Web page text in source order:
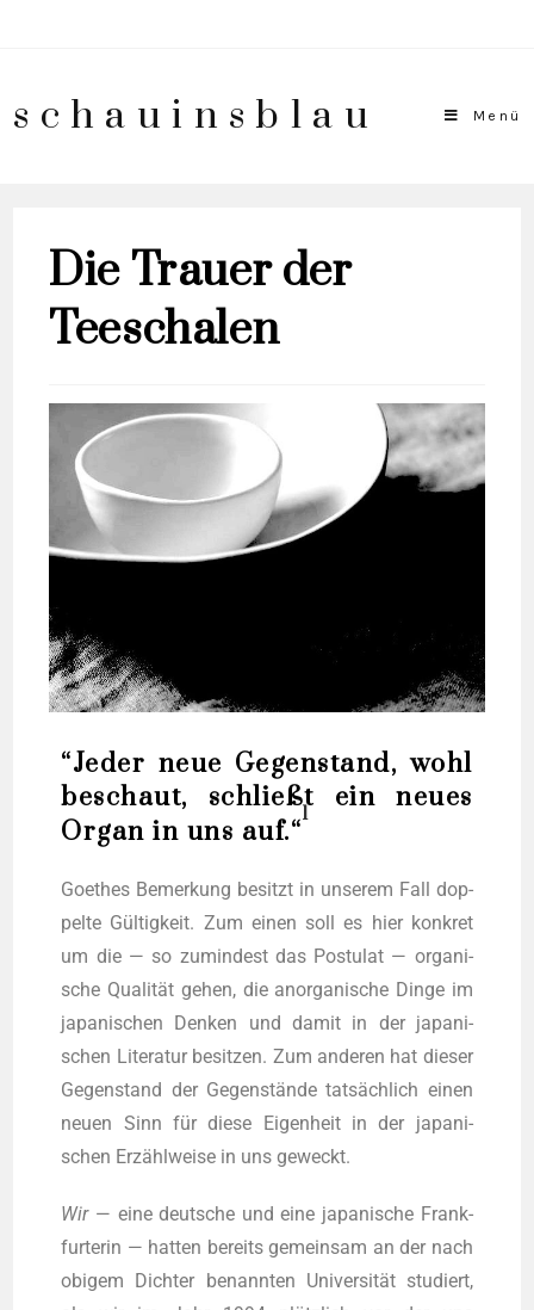
schauinsblau Menü
Die Trauer der
Teeschalen
“Jeder neue Gegenstand, wohl
beschaut, schließt ein neues
Organ in uns auf.“
1
Goe­thes Bemer­kung besitzt in unse­rem Fall dop­
pel­te Gül­tig­keit. Zum einen soll es hier kon­kret
um die — so zumin­dest das Pos­tu­lat — orga­ni­
sche Qua­li­tät gehen, die anor­ga­ni­sche Din­ge im
japa­ni­schen Den­ken und damit in der japa­ni­
schen Lite­ra­tur besit­zen. Zum ande­ren hat die­ser
Gegen­stand der Gegen­stän­de tat­säch­lich einen
neu­en Sinn für die­se Eigen­heit in der japa­ni­
schen Erzähl­wei­se in uns geweckt.
Wir— eine deut­sche und eine japa­ni­sche Frank­
fur­te­rin — hat­ten bereits gemein­sam an der nach
obi­gem Dich­ter benann­ten Uni­ver­si­tät stu­diert,